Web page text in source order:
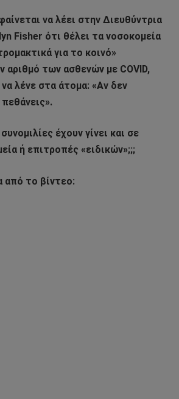
να λέει στην Διευθύντρια
Fisher ότι θέλει τα νοσοκομεία
για το κοινό»
αριθμό των ασθενών με COVID,
λένε στα άτομα: «Αν δεν
έχουν γίνει και σε
ή επιτροπές «ειδικών»;;;
το βίντεο: